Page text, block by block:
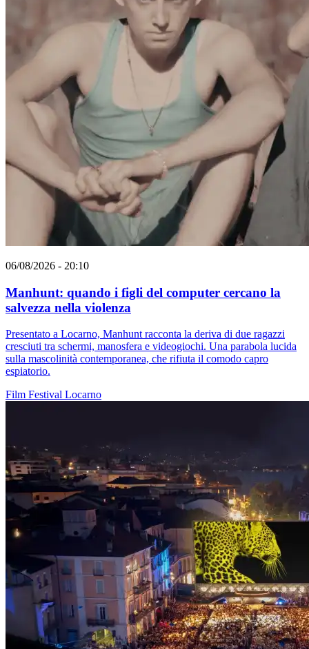
06/08/2026 - 20:10
Manhunt: quando i figli del computer cercano la
salvezza nella violenza
Presentato a Locarno, Manhunt racconta la deriva di due ragazzi
cresciuti tra schermi, manosfera e videogiochi. Una parabola lucida
sulla mascolinità contemporanea, che rifiuta il comodo capro
espiatorio.
Film Festival Locarno